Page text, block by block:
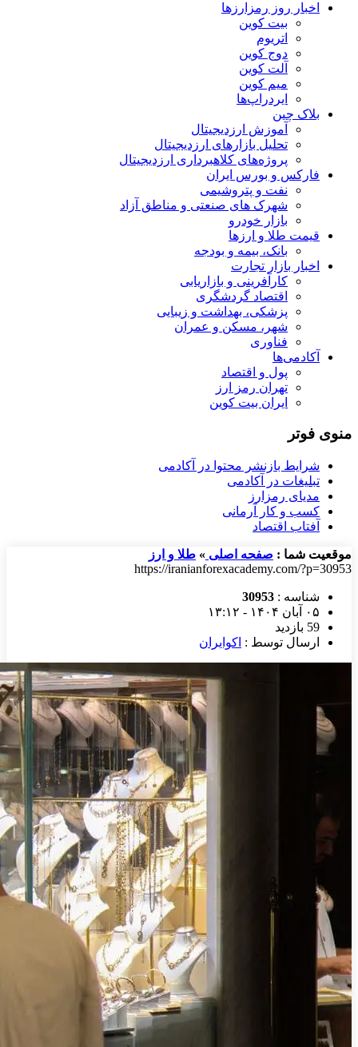
اخبار روز رمزارزها
بیت کوین
اتریوم
دوج کوین
آلت کوین
میم کوین‌
ایردراپ‌ها
بلاک چین
آموزش ارزدیجیتال
تحلیل بازارهای ارزدیجیتال
پروژه‌های کلاهبرداری ارزدیجیتال
فارکس و بورس ایران
نفت و پتروشیمی
شهرک های صنعتی و مناطق آزاد
بازار خودرو
قیمت طلا و ارزها
بانک، بیمه و بودجه
اخبار بازار تجارت
کارآفرینی و بازاریابی
اقتصاد گردشگری
پزشکی، بهداشت و زیبایی
شهر، مسکن و عمران
فناوری
آکادمی‌ها
پول و اقتصاد
تهران رمز ارز
ایران بیت کوین
منوی فوتر
شرایط بازنشر محتوا در آکادمی
تبلیغات در آکادمی
مدیای رمزارز
کسب و کار آرمانی
آفتاب اقتصاد
موقعیت شما : صفحه اصلی » طلا و ارز
https://iranianforexacademy.com/?p=30953
شناسه : 30953
۰۵ آبان ۱۴۰۴ - ۱۳:۱۲
59 بازدید
ارسال توسط : اکوایران